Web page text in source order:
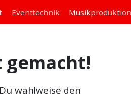
Eventtechnik Musikproduktion
wahlweise den